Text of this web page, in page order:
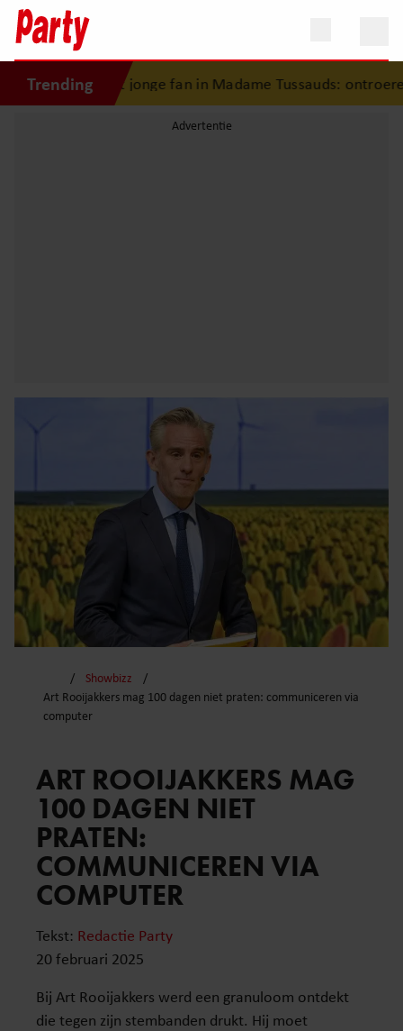
Trending
jonge fan in Madame Tussauds: ontroerend moment
Showbizz
Art Rooijakkers mag 100 dagen niet praten: communiceren via
computer
ART ROOIJAKKERS MAG
100 DAGEN NIET
PRATEN:
COMMUNICEREN VIA
COMPUTER
Tekst: Redactie Party
20 februari 2025
Bij Art Rooijakkers werd een granuloom ontdekt
die tegen zijn stembanden drukt. Hij moet